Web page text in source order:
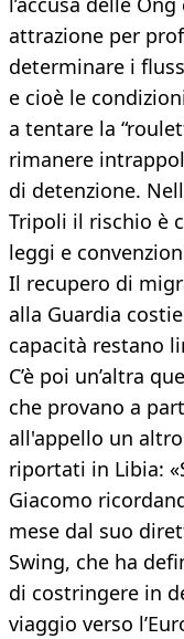
attrazione per
determinare i
e cioè le
a tentare la
rimanere
di detenzione.
Tripoli il rischio è
leggi e
Il recupero di
alla Guardia
capacità restano
C’è poi un’altra
che provano a
all'appello un
riportati in Libia:
Giacomo
mese dal suo
Swing, che ha
di costringere in
viaggio verso